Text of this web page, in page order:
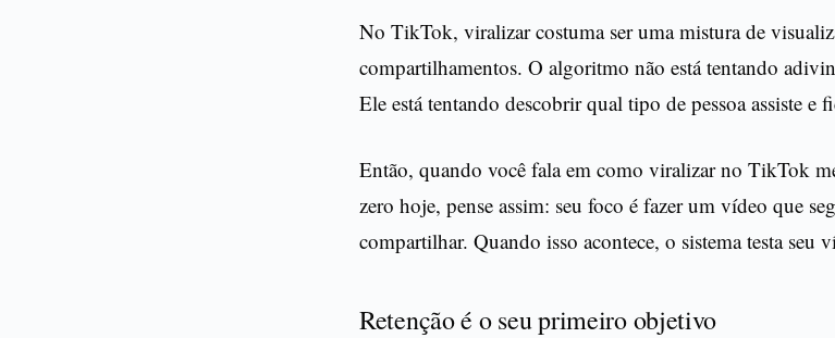
No TikTok, viralizar costuma ser uma mistura de
compartilhamentos. O algoritmo não está tentando
Ele está tentando descobrir qual tipo de pessoa assiste e
Então, quando você fala em como viralizar no TikTok
zero hoje, pense assim: seu foco é fazer um vídeo que
compartilhar. Quando isso acontece, o sistema testa seu
Retenção é o seu primeiro objetivo